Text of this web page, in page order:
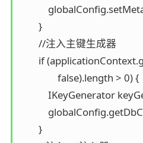
        }
        //注入主键生成器
if
                false).length > 0) {
IKeyGenerator
        }